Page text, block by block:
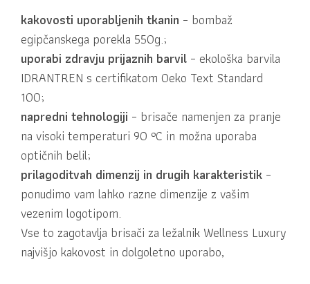
kakovosti uporabljenih tkanin – bombaž
egipčanskega porekla 550g.;
uporabi zdravju prijaznih barvil – ekološka barvila
IDRANTREN s certifikatom Oeko Text Standard
100;
napredni tehnologiji – brisače namenjen za pranje
na visoki temperaturi 90 °C in možna uporaba
optičnih belil;
prilagoditvah dimenzij in drugih karakteristik –
ponudimo vam lahko razne dimenzije z vašim
vezenim logotipom.
Vse to zagotavlja brisači za ležalnik Wellness Luxury
najvišjo kakovost in dolgoletno uporabo,